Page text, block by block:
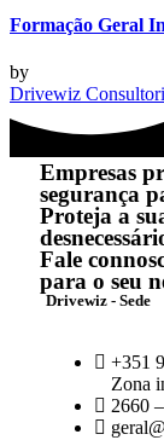
Formação Geral
by
Drivewiz
Empresas
segurança
Proteja a
Fale
para o seu
Drivewiz - Sede
+351
Zona
2660